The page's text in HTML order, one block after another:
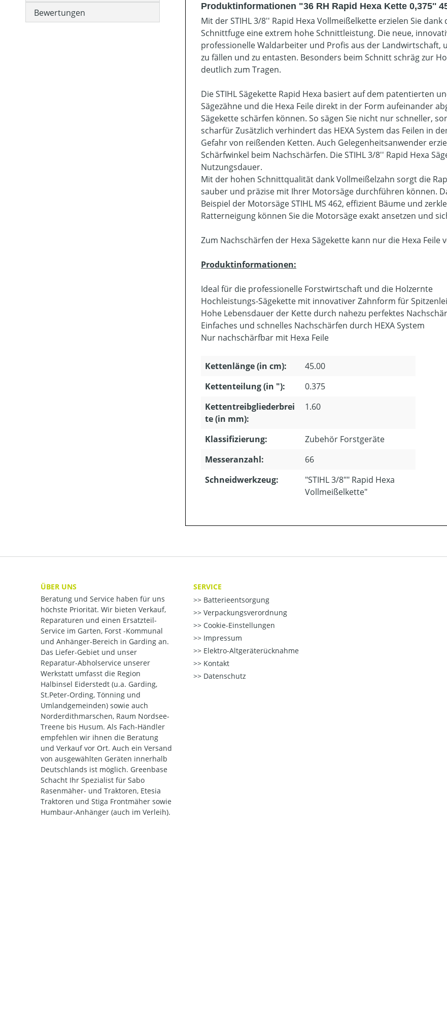
Bewertungen
Produktinformationen "36 RH Rapid Hexa Kette 0,375''
Mit der STIHL 3/8'' Rapid Hexa Vollmeißelkette erzielen Sie
Schnittfuge eine extrem hohe Schnittleistung. Die neue,
professionelle Waldarbeiter und Profis aus der Landwirtschaft,
zu fällen und zu entasten. Besonders beim Schnitt schräg zur
deutlich zum Tragen.
Die STIHL Sägekette Rapid Hexa basiert auf dem patentierten
Sägezähne und die Hexa Feile direkt in der Form aufeinander
Sägekette schärfen können. So sägen Sie nicht nur schneller,
scharfür Zusätzlich verhindert das HEXA System das Feilen in
Gefahr von reißenden Ketten. Auch Gelegenheitsanwender
Schärfwinkel beim Nachschärfen. Die STIHL 3/8'' Rapid Hexa
Nutzungsdauer.
Mit der hohen Schnittqualität dank Vollmeißelzahn sorgt die
sauber und präzise mit Ihrer Motorsäge durchführen können.
Beispiel der Motorsäge STIHL MS 462, effizient Bäume und
Ratterneigung können Sie die Motorsäge exakt ansetzen und
Zum Nachschärfen der Hexa Sägekette kann nur die Hexa Feile
Produktinformationen:
Ideal für die professionelle Forstwirtschaft und die Holzernte
Hochleistungs-Sägekette mit innovativer Zahnform für
Hohe Lebensdauer der Kette durch nahezu perfektes
Einfaches und schnelles Nachschärfen durch HEXA System
Nur nachschärfbar mit Hexa Feile
Kettenlänge (in cm):
45.00
Kettenteilung (in "):
0.375
Kettentreibgliederbrei
te (in mm):
1.60
Klassifizierung:
Zubehör Forstgeräte
Messeranzahl:
66
Schneidwerkzeug:
"STIHL 3/8"" Rapid Hexa
Vollmeißelkette"
ÜBER UNS
Beratung und Service haben für uns
höchste Priorität. Wir bieten Verkauf,
Reparaturen und einen Ersatzteil-
Service im Garten, Forst -Kommunal
und Anhänger-Bereich in Garding an.
Das Liefer-Gebiet und unser
Reparatur-Abholservice unserer
Werkstatt umfasst die Region
Halbinsel Eiderstedt (u.a. Garding,
St.Peter-Ording, Tönning und
Umlandgemeinden) sowie auch
Norderdithmarschen, Raum Nordsee-
Treene bis Husum. Als Fach-Händler
empfehlen wir ihnen die Beratung
und Verkauf vor Ort. Auch ein Versand
von ausgewählten Geräten innerhalb
Deutschlands ist möglich. Greenbase
Schacht Ihr Spezialist für Sabo
Rasenmäher- und Traktoren, Etesia
Traktoren und Stiga Frontmäher sowie
Humbaur-Anhänger (auch im Verleih).
SERVICE
Batterieentsorgung
Verpackungsverordnung
Cookie-Einstellungen
Impressum
Elektro-Altgeräterücknahme
Kontakt
Datenschutz